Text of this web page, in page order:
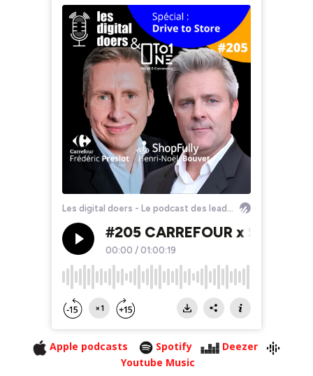
Apple podcasts Spotify
Deezer
Youtube Music